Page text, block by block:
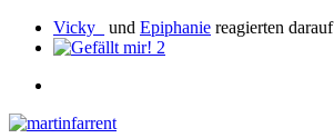
Vicky_ und Epiphanie reagierten darauf
2